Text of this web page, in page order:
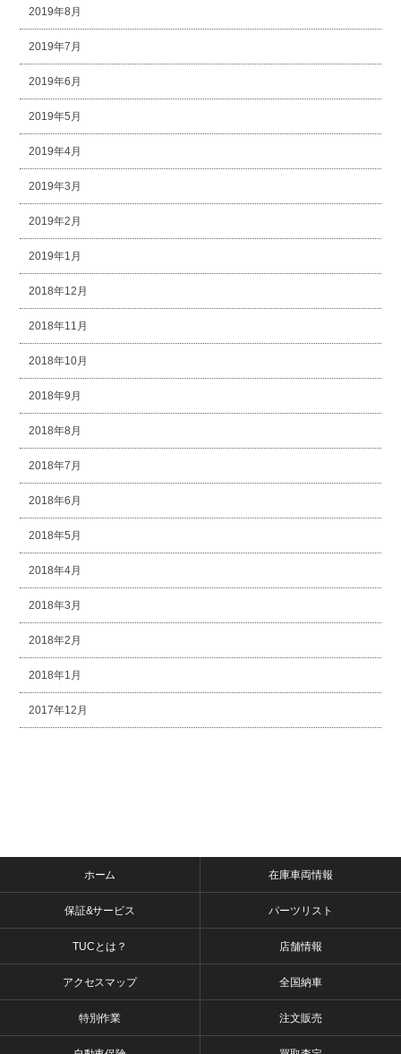
2019年8月
2019年7月
2019年6月
2019年5月
2019年4月
2019年3月
2019年2月
2019年1月
2018年12月
2018年11月
2018年10月
2018年9月
2018年8月
2018年7月
2018年6月
2018年5月
2018年4月
2018年3月
2018年2月
2018年1月
2017年12月
ホーム 在庫車両情報
保証&サービス パーツリスト
TUCとは？ 店舗情報
アクセスマップ 全国納車
特別作業 注文販売